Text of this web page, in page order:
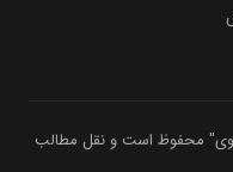
محفوظ است و نقل مطالب